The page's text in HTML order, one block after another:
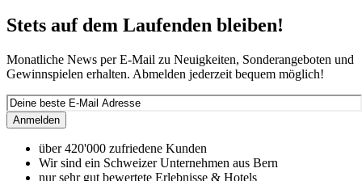
Stets auf dem Laufenden bleiben!
Monatliche News per E-Mail zu Neuigkeiten, Sonderangeboten und
Gewinnspielen erhalten. Abmelden jederzeit bequem möglich!
Anmelden
über 420'000 zufriedene Kunden
Wir sind ein Schweizer Unternehmen aus Bern
nur sehr gut bewertete Erlebnisse & Hotels